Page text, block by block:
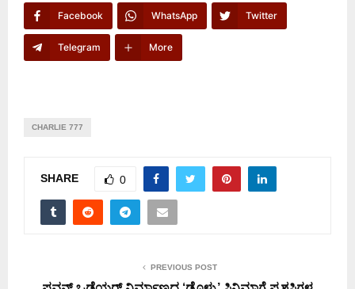
Facebook WhatsApp Twitter
Telegram More
CHARLIE 777
SHARE 0
PREVIOUS POST